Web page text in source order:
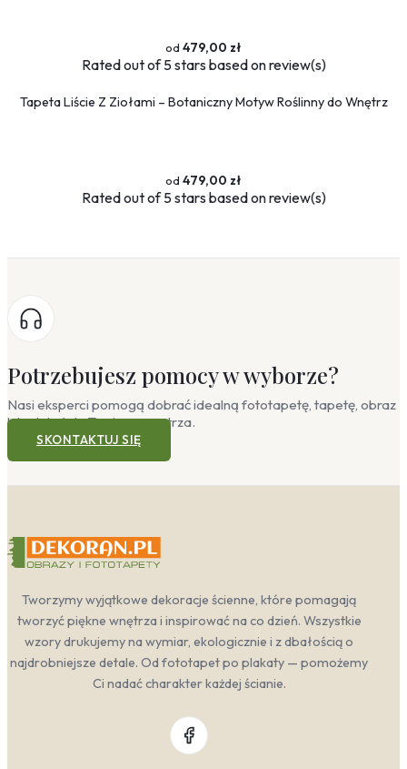
479,00 zł
Ratedout of 5 stars based onreview(s)
Tapeta Liście Z Ziołami – Botaniczny Motyw Roślinny do Wnętrz
479,00 zł
Ratedout of 5 stars based onreview(s)
Potrzebujesz pomocy w wyborze?
Nasi eksperci pomogą dobrać idealną fototapetę, tapetę, obraz
lub plakat do Twojego wnętrza.
SKONTAKTUJ SIĘ
Tworzymy wyjątkowe dekoracje ścienne, które pomagają
tworzyć piękne wnętrza i inspirować na co dzień. Wszystkie
wzory drukujemy na wymiar, ekologicznie i z dbałością o
najdrobniejsze detale. Od fototapet po plakaty — pomożemy
Ci nadać charakter każdej ścianie.